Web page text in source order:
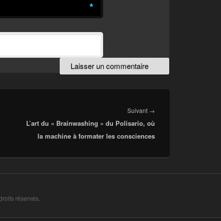
*
Suivant →
L’art du « Brainwashing » du Polisario, où
la machine à formater les consciences
réservés.